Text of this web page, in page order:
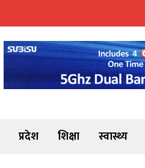
प्रदेश शिक्षा स्वास्थ्य